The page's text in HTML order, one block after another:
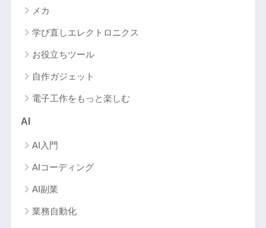
メカ
学び直しエレクトロニクス
お役立ちツール
自作ガジェット
電子工作をもっと楽しむ
AI
AI入門
AIコーディング
AI副業
業務自動化